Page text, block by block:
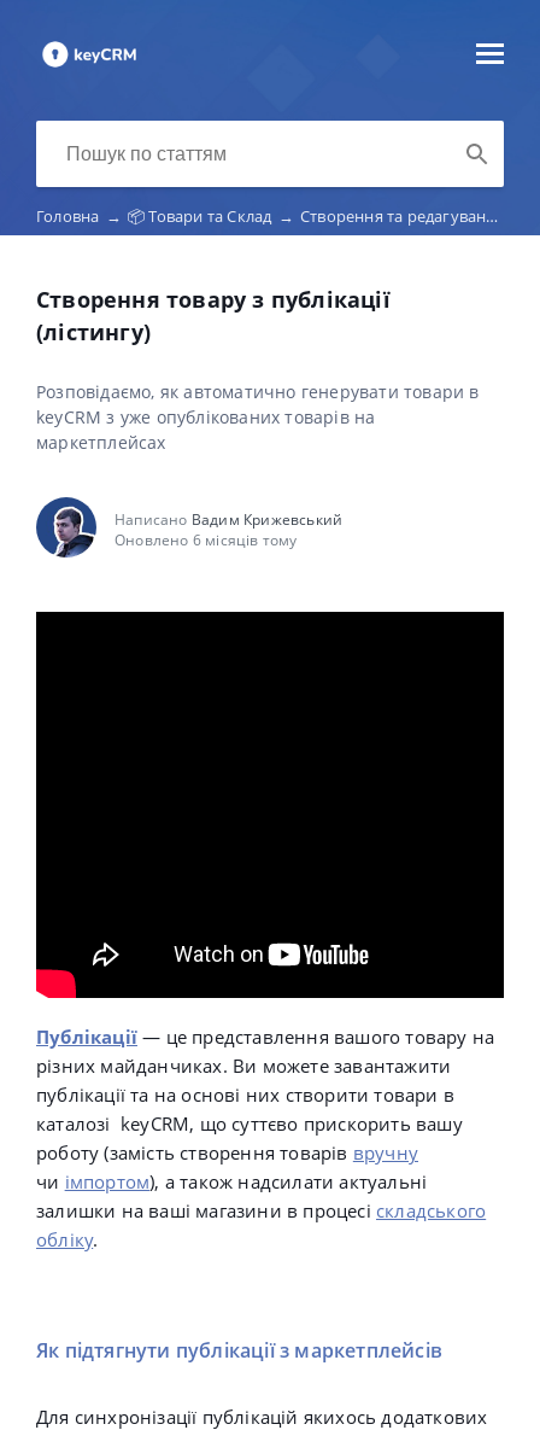
Головна → 📦 Товари та Склад → Створення та редагування товарів
Створення товару з публікації
(лістингу)
Розповідаємо, як автоматично генерувати товари в
keyCRM з уже опублікованих товарів на
маркетплейсах
Написано Вадим Крижевський
Оновлено 6 місяців тому
Публікації — це представлення вашого товару на
різних майданчиках. Ви можете завантажити
публікації та на основі них створити товари в
каталозі keyCRM, що суттєво прискорить вашу
роботу (замість створення товарів вручну
чи імпортом), а також надсилати актуальні
залишки на ваші магазини в процесі складського
обліку.
Як підтягнути публікації з маркетплейсів
Для синхронізації публікацій якихось додаткових